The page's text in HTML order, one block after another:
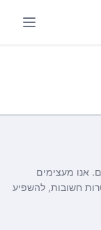
אנו מעצימים
חשובות, להשפיע